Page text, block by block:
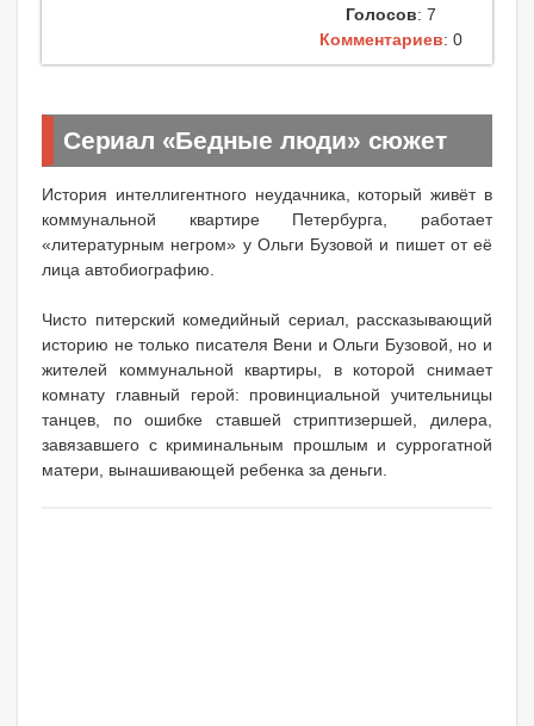
Голосов: 7
Комментариев: 0
Сериал «Бедные люди» сюжет
История интеллигентного неудачника, который живёт в
коммунальной квартире Петербурга, работает
«литературным негром» у Ольги Бузовой и пишет от её
лица автобиографию.
Чисто питерский комедийный сериал, рассказывающий
историю не только писателя Вени и Ольги Бузовой, но и
жителей коммунальной квартиры, в которой снимает
комнату главный герой: провинциальной учительницы
танцев, по ошибке ставшей стриптизершей, дилера,
завязавшего с криминальным прошлым и суррогатной
матери, вынашивающей ребенка за деньги.